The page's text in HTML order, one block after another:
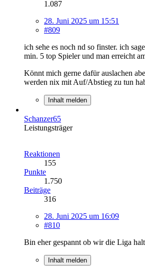
1.087
28. Juni 2025 um 15:51
#809
ich sehe es noch nd so finster. ich
min. 5 top Spieler und man erreicht
Könnt mich gerne dafür auslachen
werden nix mit Auf/Abstieg zu tun
Inhalt melden
Schanzer65
Leistungsträger
Reaktionen
155
Punkte
1.750
Beiträge
316
28. Juni 2025 um 16:09
#810
Bin eher gespannt ob wir die Liga
Inhalt melden